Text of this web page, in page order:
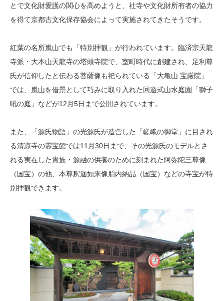
とで文化財愛護の関心を高めようと、社寺や文化財所有者の協力
を得て京都古文化保存協会によって実施されてきたそうです。
紅葉の名所嵐山でも「特別拝観」が行われています。臨済宗天龍
寺派・大本山天龍寺の塔頭寺院で、室町時代に創建され、足利尊
氏が信仰したと伝わる菩薩像も祀られている「大亀山 宝厳院」
では、嵐山を借景として巧みに取り入れた回遊式山水庭園「獅子
吼の庭」などが12月5日まで公開されています。
また、「源氏物語」の光源氏が造営した「嵯峨の御堂」に目され
る清凉寺の霊宝館では11月30日まで、その光源氏のモデルとさ
れる実在した貴族・源融の供養のために刻まれた阿弥陀三尊像
（国宝）の他、本尊釈迦如来像胎内納品（国宝）などの寺宝が特
別拝観できます。